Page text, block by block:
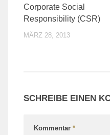
Corporate Social
Responsibility (CSR)
MÄRZ 28, 2013
SCHREIBE EINEN
Kommentar *